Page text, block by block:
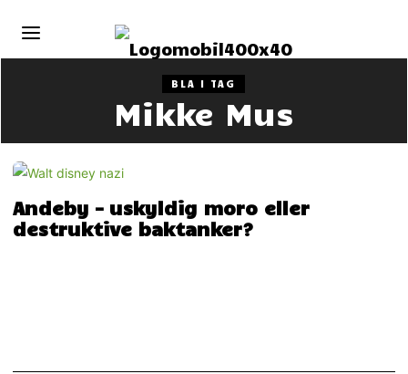
BLA I TAG
Mikke Mus
Andeby – uskyldig moro eller
destruktive baktanker?